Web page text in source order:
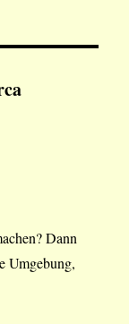
Dann
Umgebung,